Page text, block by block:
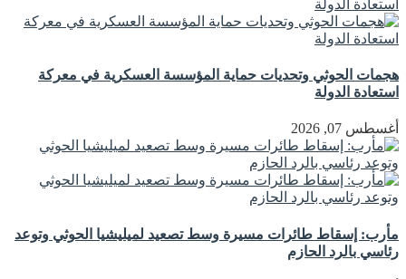
هجمات الحوثي وتحديات حماية المؤسسة العسكرية في معركة
استعادة الدولة
أغسطس 07, 2026
مأرب: إسقاط طائرات مسيرة وسط تصعيد لميليشيا الحوثي وتوعد
رئاسي بالرد الحازم